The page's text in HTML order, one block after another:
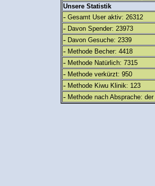
Unsere Statistik
- Gesamt User aktiv: 26312
- Davon Spender: 23973
- Davon Gesuche: 2339
- Methode Becher: 4418
- Methode Natürlich: 7315
- Methode verkürzt: 950
- Methode Kiwu Klinik: 123
- Methode nach Absprache: